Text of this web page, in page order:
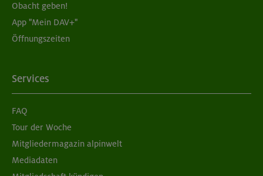
Obacht geben!
App "Mein DAV+"
Öffnungszeiten
Services
FAQ
Tour der Woche
Mitgliedermagazin alpinwelt
Mediadaten